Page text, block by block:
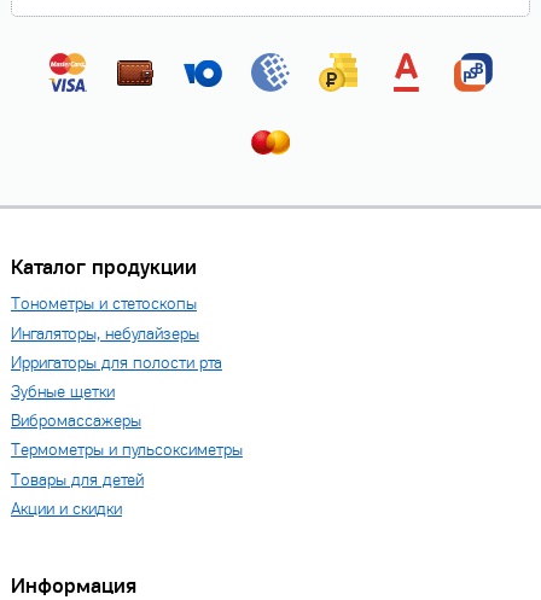
Каталог продукции
Тонометры и стетоскопы
Ингаляторы, небулайзеры
Ирригаторы для полости рта
Зубные щетки
Вибромассажеры
Термометры и пульсоксиметры
Товары для детей
Акции и скидки
Информация